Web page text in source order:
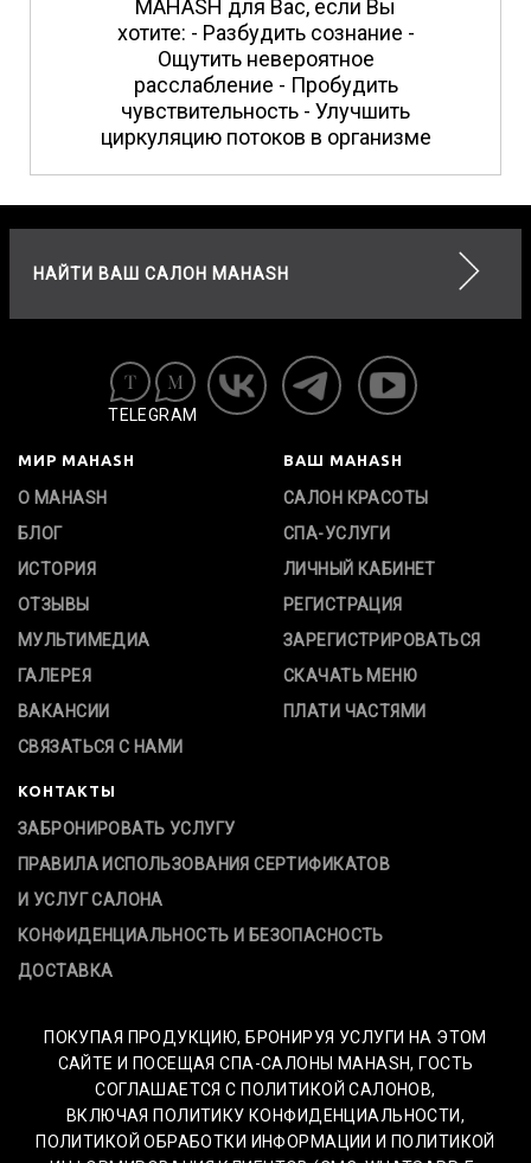
MAHASH для Вас, если Вы
хотите: - Разбудить сознание -
Ощутить невероятное
расслабление - Пробудить
чувствительность - Улучшить
циркуляцию потоков в организме
НАЙТИ ВАШ САЛОН MAHASH
TELEGRAM
МИР MAHASH
О MAHASH
БЛОГ
ИСТОРИЯ
ОТЗЫВЫ
МУЛЬТИМЕДИА
ГАЛЕРЕЯ
ВАКАНСИИ
СВЯЗАТЬСЯ С НАМИ
ВАШ MAHASH
САЛОН КРАСОТЫ
СПА-УСЛУГИ
ЛИЧНЫЙ КАБИНЕТ
РЕГИСТРАЦИЯ
ЗАРЕГИСТРИРОВАТЬСЯ
СКАЧАТЬ МЕНЮ
ПЛАТИ ЧАСТЯМИ
КОНТАКТЫ
ЗАБРОНИРОВАТЬ УСЛУГУ
ПРАВИЛА ИСПОЛЬЗОВАНИЯ СЕРТИФИКАТОВ
И УСЛУГ САЛОНА
КОНФИДЕНЦИАЛЬНОСТЬ И БЕЗОПАСНОСТЬ
ДОСТАВКА
ПОКУПАЯ ПРОДУКЦИЮ, БРОНИРУЯ УСЛУГИ НА ЭТОМ
САЙТЕ И ПОСЕЩАЯ СПА-САЛОНЫ MAHASH, ГОСТЬ
СОГЛАШАЕТСЯ С ПОЛИТИКОЙ САЛОНОВ,
ВКЛЮЧАЯ ПОЛИТИКУ КОНФИДЕНЦИАЛЬНОСТИ,
ПОЛИТИКОЙ ОБРАБОТКИ ИНФОРМАЦИИ И ПОЛИТИКОЙ